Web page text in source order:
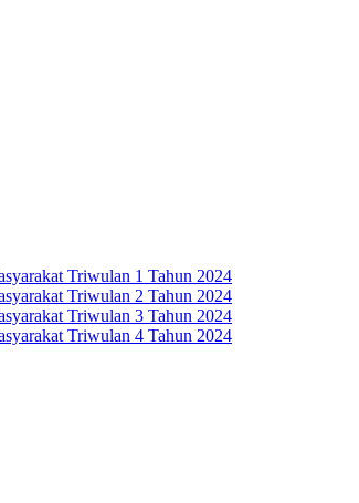
Triwulan 1 Tahun 2024
Triwulan 2 Tahun 2024
Triwulan 3 Tahun 2024
Triwulan 4 Tahun 2024